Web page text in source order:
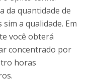
da quantidade de
a qualidade. Em
você obterá
concentrado por
horas